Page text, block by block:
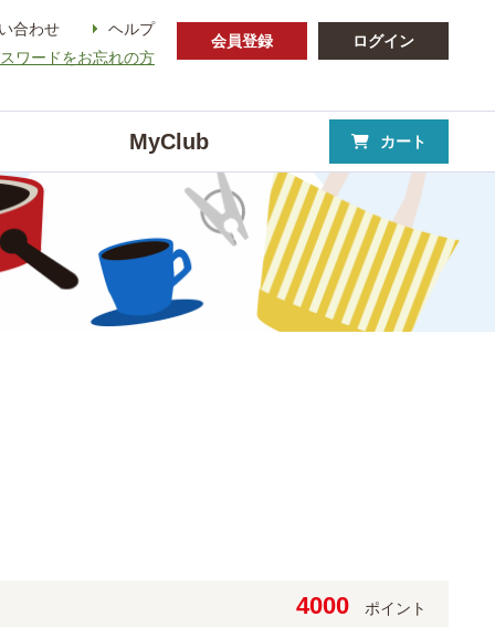
ヘルプ
合わせ
ワードをお忘れの方
会員登録 ログイン
MyClub カート
4000 ポイント